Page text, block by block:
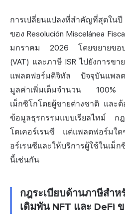
การเปลี่ยนแปลงที่สำคัญที่สุดใ
ของ Resolución Miscelánea
มกราคม 2026 โดยขยายขอบ
(VAT) และภาษี ISR ไปยังการข
แพลตฟอร์มดิจิทัล ปัจจุบันแพล
มูลค่าเพิ่มเต็มจำนวน 100%
เม็กซิโกโดยผู้ขายต่างชาติ และ
ข้อมูลธุรกรรมแบบเรียลไทม์ ก
โตเคอร์เรนซี แต่แพลตฟอร์มใด
อร์เรนซีและให้บริการผู้ใช้ในเม็
นี้เช่นกัน
กฎระเบียบด้านภาษีสำห
เดิมพัน NFT และ DeFi